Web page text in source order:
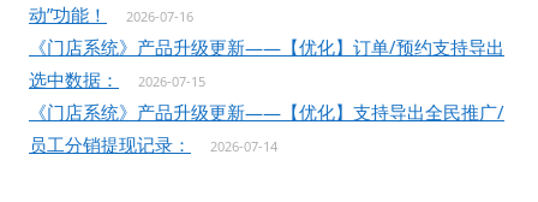
动”功能！
2026-07-16
《门店系统》产品升级更新——【优化】订单/预约支持导出
选中数据：
2026-07-15
《门店系统》产品升级更新——【优化】支持导出全民推广/
员工分销提现记录：
2026-07-14